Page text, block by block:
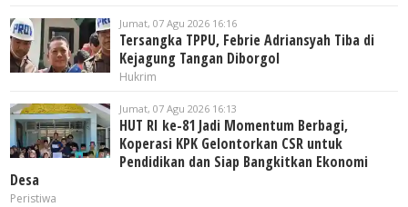
Jumat, 07 Agu 2026 16:16
Tersangka TPPU, Febrie Adriansyah Tiba di
Kejagung Tangan Diborgol
Hukrim
Jumat, 07 Agu 2026 16:13
HUT RI ke-81 Jadi Momentum Berbagi,
Koperasi KPK Gelontorkan CSR untuk
Pendidikan dan Siap Bangkitkan Ekonomi
Desa
Peristiwa